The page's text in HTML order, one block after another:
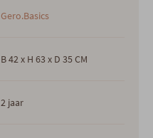
Gero.Basics
B 42 x H 63 x D 35 CM
2 jaar